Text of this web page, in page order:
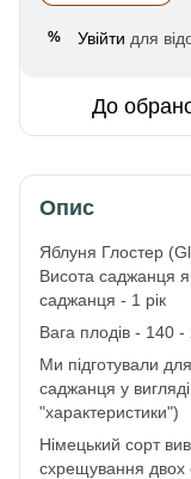
% Увійти для
До
Опис
Яблуня Глостер
Висота саджанця
саджанця - 1 рік
Вага плодів - 140 -
Ми підготували
саджанця у
"характеристики")
Німецький сорт
схрещування двох